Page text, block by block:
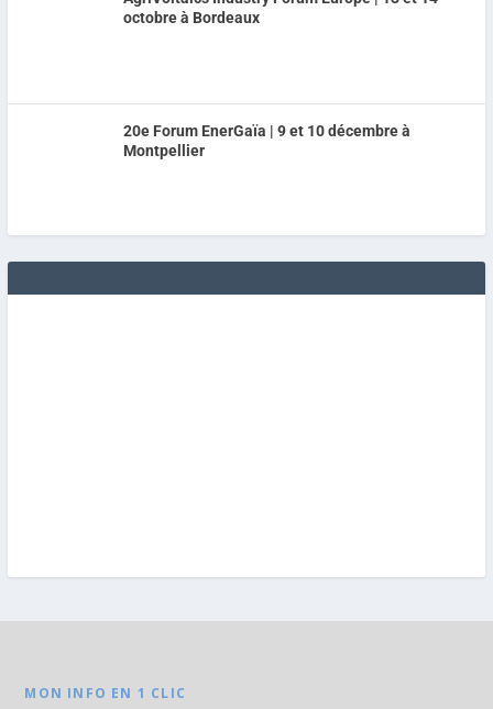
octobre à Bordeaux
20e Forum EnerGaïa | 9 et 10 décembre à
Montpellier
MON INFO EN 1 CLIC